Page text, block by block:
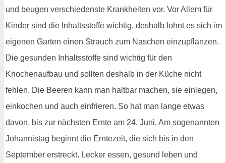
und beugen verschiedenste Krankheiten vor. Vor Allem für
Kinder sind die Inhaltsstoffe wichtig, deshalb lohnt es sich im
eigenen Garten einen Strauch zum Naschen einzupflanzen.
Die gesunden Inhaltsstoffe sind wichtig für den
Knochenaufbau und sollten deshalb in der Küche nicht
fehlen. Die Beeren kann man haltbar machen, sie einlegen,
einkochen und auch einfrieren. So hat man lange etwas
davon, bis zur nächsten Ernte am 24. Juni. Am sogenannten
Johannistag beginnt die Erntezeit, die sich bis in den
September erstreckt. Lecker essen, gesund leben und